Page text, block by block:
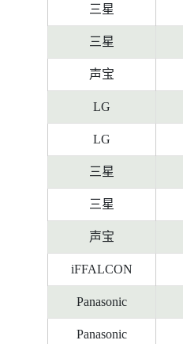
三星
三星
声宝
LG
LG
三星
三星
声宝
iFFALCON
Panasonic
Panasonic